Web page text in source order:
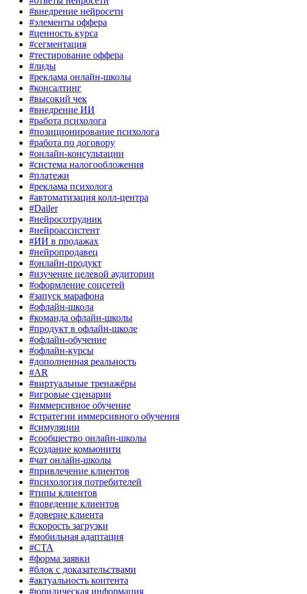
#внедрение нейросети
#элементы оффера
#ценность курса
#сегментация
#тестирование оффера
#лиды
#реклама онлайн-школы
#консалтинг
#высокий чек
#внедрение ИИ
#работа психолога
#позиционирование психолога
#работа по договору
#онлайн-консультации
#система налогообложения
#платежи
#реклама психолога
#автоматизация колл-центра
#Dailer
#нейросотрудник
#нейроассистент
#ИИ в продажах
#нейропродавец
#онлайн-продукт
#изучение целевой аудитории
#оформление соцсетей
#запуск марафона
#офлайн-школа
#команда офлайн-школы
#продукт в офлайн-школе
#офлайн-обучение
#офлайн-курсы
#дополненная реальность
#AR
#виртуальные тренажёры
#игровые сценарии
#иммерсивное обучение
#стратегии иммерсивного обучения
#симуляции
#сообщество онлайн-школы
#создание комьюнити
#чат онлайн-школы
#привлечение клиентов
#психология потребителей
#типы клиентов
#поведение клиентов
#доверие клиента
#скорость загрузки
#мобильная адаптация
#CTA
#форма заявки
#блок с доказательствами
#актуальность контента
#юридическая информация